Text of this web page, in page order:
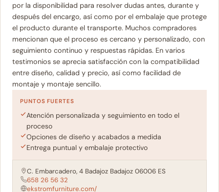
por la disponibilidad para resolver dudas antes, durante y
después del encargo, así como por el embalaje que protege
el producto durante el transporte. Muchos compradores
mencionan que el proceso es cercano y personalizado, con
seguimiento continuo y respuestas rápidas. En varios
testimonios se aprecia satisfacción con la compatibilidad
entre diseño, calidad y precio, así como facilidad de
montaje y montaje sencillo.
PUNTOS FUERTES
Atención personalizada y seguimiento en todo el
proceso
Opciones de diseño y acabados a medida
Entrega puntual y embalaje protectivo
C. Embarcadero, 4 Badajoz Badajoz 06006 ES
658 26 56 32
ekstromfurniture.com/